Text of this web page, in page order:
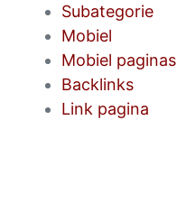
Subategorie
Mobiel
Mobiel paginas
Backlinks
Link pagina